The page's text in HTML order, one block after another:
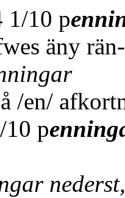
1/10 p
äny rän-
/en/
10 p